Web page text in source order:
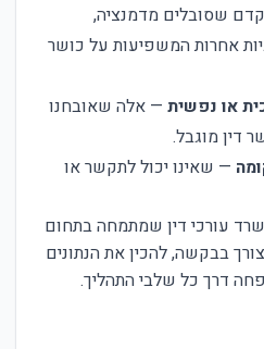
שסובלים מדמנציה,
אחרות המשפיעות על כושר
או נפשית — אלה שאובחנו
דין מוגבל.
— שאינו יכול לתקשר או
עורכי דין שמתמחה בתחום
בבקשה, להכין את הנתונים
דרך כל שלבי התהליך.